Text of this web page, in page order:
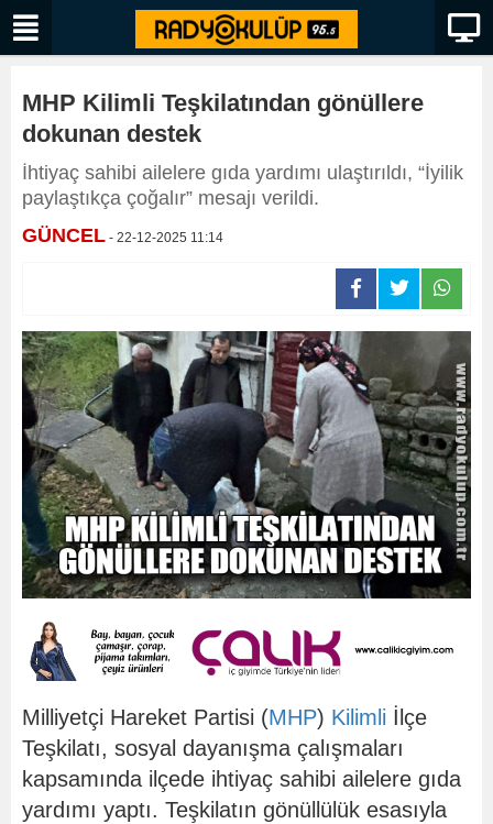
MHP Kilimli Teşkilatından gönüllere
dokunan destek
İhtiyaç sahibi ailelere gıda yardımı ulaştırıldı, “İyilik
paylaştıkça çoğalır” mesajı verildi.
GÜNCEL - 22-12-2025 11:14
Milliyetçi Hareket Partisi (MHP) Kilimli İlçe
Teşkilatı, sosyal dayanışma çalışmaları
kapsamında ilçede ihtiyaç sahibi ailelere gıda
yardımı yaptı. Teşkilatın gönüllülük esasıyla